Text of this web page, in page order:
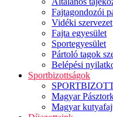
Fajtagondozói
Vidéki szervezet
Fajta egyesület
Sportegyesület
Pártoló tagok
Belépési
Sportbizottságok
Magyar
Magyar